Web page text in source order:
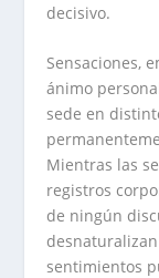
decisivo.
Sensaciones,
ánimo
sede en
Mientras las
registros
de ningún
sentimientos